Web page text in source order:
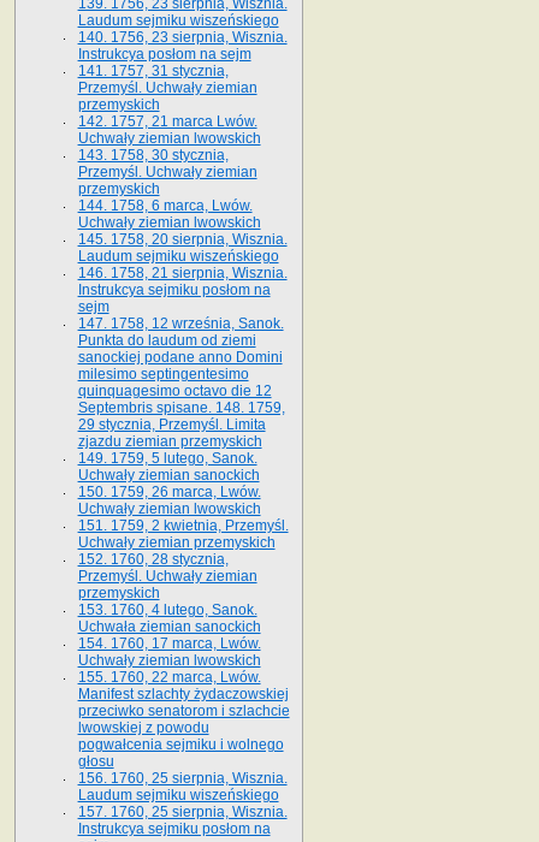
139. 1756, 23 sierpnia, Wisznia.
Laudum sejmiku wiszeńskiego
140. 1756, 23 sierpnia, Wisznia.
Instrukcya posłom na sejm
141. 1757, 31 stycznia,
Przemyśl. Uchwały ziemian
przemyskich
142. 1757, 21 marca Lwów.
Uchwały ziemian lwowskich
143. 1758, 30 stycznia,
Przemyśl. Uchwały ziemian
przemyskich
144. 1758, 6 marca, Lwów.
Uchwały ziemian lwowskich
145. 1758, 20 sierpnia, Wisznia.
Laudum sejmiku wiszeńskiego
146. 1758, 21 sierpnia, Wisznia.
Instrukcya sejmiku posłom na
sejm
147. 1758, 12 września, Sanok.
Punkta do laudum od ziemi
sanockiej podane anno Domini
milesimo septingentesimo
quinquagesimo octavo die 12
Septembris spisane. 148. 1759,
29 stycznia, Przemyśl. Limita
zjazdu ziemian przemyskich
149. 1759, 5 lutego, Sanok.
Uchwały ziemian sanockich
150. 1759, 26 marca, Lwów.
Uchwały ziemian lwowskich
151. 1759, 2 kwietnia, Przemyśl.
Uchwały ziemian przemyskich
152. 1760, 28 stycznia,
Przemyśl. Uchwały ziemian
przemyskich
153. 1760, 4 lutego, Sanok.
Uchwała ziemian sanockich
154. 1760, 17 marca, Lwów.
Uchwały ziemian lwowskich
155. 1760, 22 marca, Lwów.
Manifest szlachty żydaczowskiej
przeciwko senatorom i szlachcie
lwowskiej z po­wodu
pogwałcenia sejmiku i wolnego
głosu
156. 1760, 25 sierpnia, Wisznia.
Laudum sejmiku wiszeńskiego
157. 1760, 25 sierpnia, Wisznia.
Instrukcya sejmiku posłom na